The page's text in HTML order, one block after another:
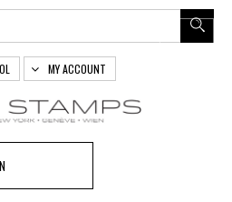
MY ACCOUNT